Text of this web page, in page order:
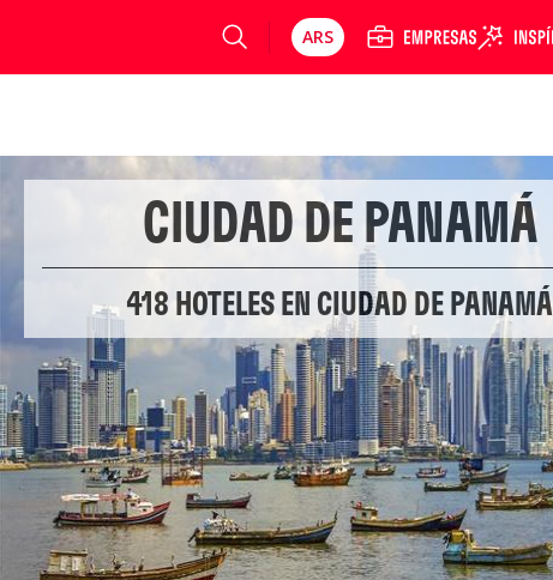
Precios enPeso argentino
ARSCambiar moneda
CIUDAD DE PANAMÁ
418 HOTELES EN CIUDAD DE PANAMÁ